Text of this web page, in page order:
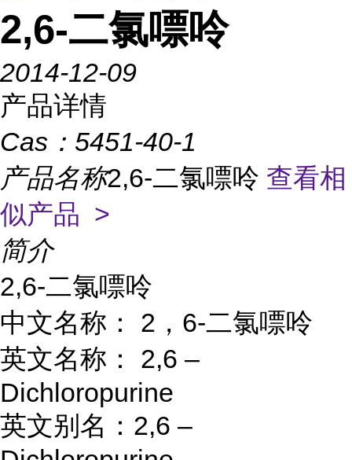
2,6-二氯嘌呤
2014-12-09
产品详情
Cas： 5451-40-1
产品名称2,6-二氯嘌呤 查看相
似产品 >
简介
2,6-二氯嘌呤
中文名称： 2，6-二氯嘌呤
英文名称： 2,6 –
Dichloropurine
英文别名：2,6 –